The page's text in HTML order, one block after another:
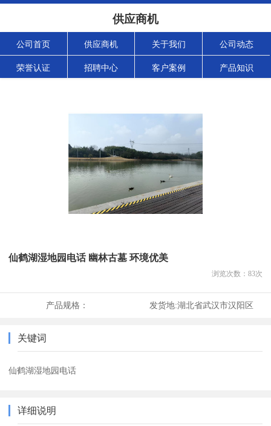
供应商机
公司首页 供应商机 关于我们 公司动态
荣誉认证 招聘中心 客户案例 产品知识
仙鹤湖湿地园电话 幽林古墓 环境优美
浏览次数： 83次
产品规格： 发货地:湖北省武汉市汉阳区
关键词
仙鹤湖湿地园电话
详细说明